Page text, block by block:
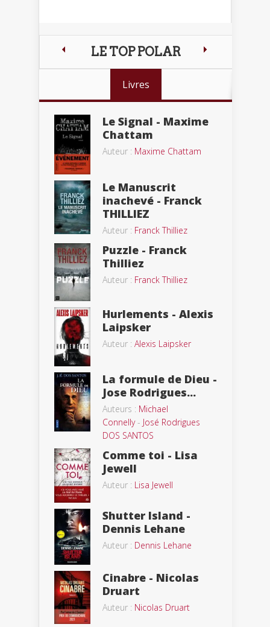
LE TOP POLAR
Livres
Le Signal - Maxime
Chattam
Auteur : Maxime Chattam
Le Manuscrit
inachevé - Franck
THILLIEZ
Auteur : Franck Thilliez
Puzzle - Franck
Thilliez
Auteur : Franck Thilliez
Hurlements - Alexis
Laipsker
Auteur : Alexis Laipsker
La formule de Dieu -
Jose Rodrigues...
Auteurs : Michael
Connelly- José Rodrigues
DOS SANTOS
Comme toi - Lisa
Jewell
Auteur : Lisa Jewell
Shutter Island -
Dennis Lehane
Auteur : Dennis Lehane
Cinabre - Nicolas
Druart
Auteur : Nicolas Druart